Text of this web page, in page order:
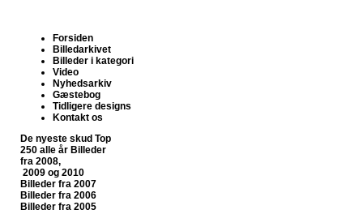
Forsiden
Billedarkivet
Billeder i kategori
Video
Nyhedsarkiv
Gæstebog
Tidligere designs
Kontakt os
De nyeste skud Top
250 alle år Billeder
fra 2008,
2009 og 2010
Billeder fra 2007
Billeder fra 2006
Billeder fra 2005